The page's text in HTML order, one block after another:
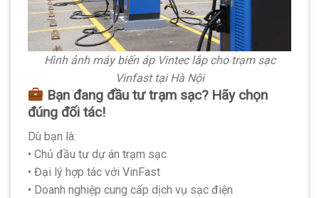
Hình ảnh máy biến áp Vintec lắp cho trạm sạc
Vinfast tại Hà Nội
Bạn đang đầu tư trạm sạc? Hãy chọn
đúng đối tác!
Dù bạn là:
• Chủ đầu tư dự án trạm sạc
• Đại lý hợp tác với VinFast
• Doanh nghiệp cung cấp dịch vụ sạc điện